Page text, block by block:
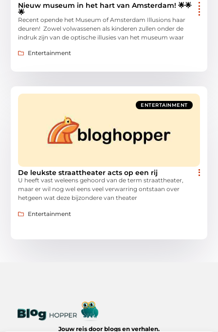
Nieuw museum in het hart van Amsterdam! 🌟🌟
🌟
Recent opende het Museum of Amsterdam Illusions haar
deuren! Zowel volwassenen als kinderen zullen onder de
indruk zijn van de optische illusies van het museum waar
Entertainment
ENTERTAINMENT
De leukste straattheater acts op een rij
U heeft vast weleens gehoord van de term straattheater,
maar er wil nog wel eens veel verwarring ontstaan over
hetgeen wat deze bijzondere van theater
Entertainment
Jouw reis door blogs en verhalen.